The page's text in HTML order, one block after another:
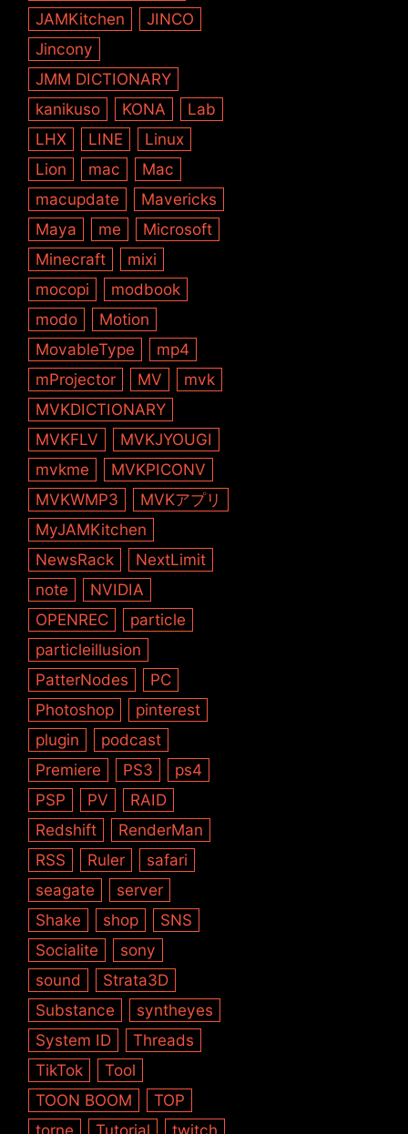
JAMKitchen
JINCO
Jincony
JMM DICTIONARY
kanikuso
KONA
Lab
LHX
LINE
Linux
Lion
mac
Mac
macupdate
Mavericks
Maya
me
Microsoft
Minecraft
mixi
mocopi
modbook
modo
Motion
MovableType
mp4
mProjector
MV
mvk
MVKDICTIONARY
MVKFLV
MVKJYOUGI
mvkme
MVKPICONV
MVKWMP3
MVKアプリ
MyJAMKitchen
NewsRack
NextLimit
note
NVIDIA
OPENREC
particle
particleillusion
PatterNodes
PC
Photoshop
pinterest
plugin
podcast
Premiere
PS3
ps4
PSP
PV
RAID
Redshift
RenderMan
RSS
Ruler
safari
seagate
server
Shake
shop
SNS
Socialite
sony
sound
Strata3D
Substance
syntheyes
System ID
Threads
TikTok
Tool
TOON BOOM
TOP
torne
Tutorial twitch